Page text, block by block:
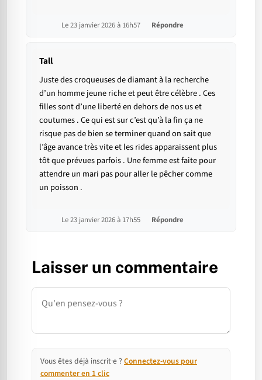
Le 23 janvier 2026 à 16h57 Répondre
Tall
Juste des croqueuses de diamant à la recherche
d’un homme jeune riche et peut être célèbre . Ces
filles sont d’une liberté en dehors de nos us et
coutumes . Ce qui est sur c’est qu’à la fin ça ne
risque pas de bien se terminer quand on sait que
l’âge avance très vite et les rides apparaissent plus
tôt que prévues parfois . Une femme est faite pour
attendre un mari pas pour aller le pêcher comme
un poisson .
Le 23 janvier 2026 à 17h55 Répondre
Laisser un commentaire
Commentaire
Vous êtes déjà inscrit·e ? Connectez-vous pour
commenter en 1 clic